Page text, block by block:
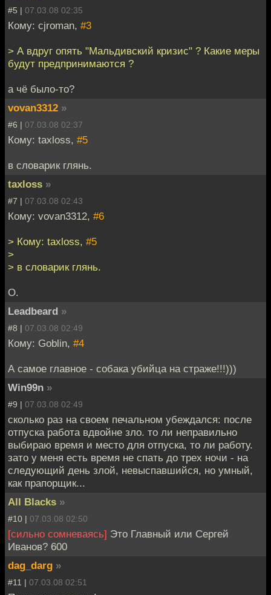
#5 | 07.03.08 02:35
Кому: cjroman, #3
> А вдруг опять "Мальдивский кризис" ? Какие меры
будут предпринимаются ?
а чё было-то?
vovan3312 »
#6 | 07.03.08 02:37
Кому: taxloss, #5
в словарик глянь.
taxloss »
#7 | 07.03.08 02:43
Кому: vovan3312, #6
> Кому: taxloss, #5
>
> в словарик глянь.
О.
Leadbeard »
#8 | 07.03.08 02:49
Кому: Goblin, #4
А самое главное - собака убийца на страже!!!)))
Win99n »
#9 | 07.03.08 02:49
сколько раз на своем печальном убеждался: после
отпуска работа вдвойне зло. то ли неправильно
выбираю время и место для отпуска, то ли работу.
зато у меня есть время не спать до трех ночи - на
следующий день злой, невыспавшийся, но умный,
как прапорщик...
All Blacks »
#10 | 07.03.08 02:50
[сильно сомневаясь] Это Главный или Сергей
Иванов? 600
dag_darg »
#11 | 07.03.08 02:51